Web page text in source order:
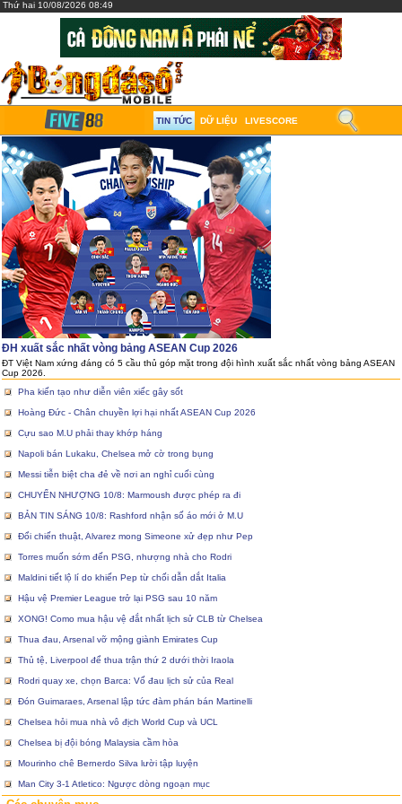
Thứ hai 10/08/2026 08:49
TIN TỨC DỮ LIỆU LIVESCORE
ĐH xuất sắc nhất vòng bảng ASEAN Cup 2026
ĐT Việt Nam xứng đáng có 5 cầu thủ góp mặt trong đội hình xuất sắc nhất vòng bảng ASEAN
Cup 2026.
Pha kiến tạo như diễn viên xiếc gây sốt
Hoàng Đức - Chân chuyền lợi hại nhất ASEAN Cup 2026
Cựu sao M.U phải thay khớp háng
Napoli bán Lukaku, Chelsea mở cờ trong bụng
Messi tiễn biệt cha đẻ về nơi an nghỉ cuối cùng
CHUYỂN NHƯỢNG 10/8: Marmoush được phép ra đi
BẢN TIN SÁNG 10/8: Rashford nhận số áo mới ở M.U
Đổi chiến thuật, Alvarez mong Simeone xử đẹp như Pep
Torres muốn sớm đến PSG, nhượng nhà cho Rodri
Maldini tiết lộ lí do khiến Pep từ chối dẫn dắt Italia
Hậu vệ Premier League trở lại PSG sau 10 năm
XONG! Como mua hậu vệ đắt nhất lịch sử CLB từ Chelsea
Thua đau, Arsenal vỡ mộng giành Emirates Cup
Thủ tệ, Liverpool để thua trận thứ 2 dưới thời Iraola
Rodri quay xe, chọn Barca: Vố đau lịch sử của Real
Đón Guimaraes, Arsenal lập tức đàm phán bán Martinelli
Chelsea hỏi mua nhà vô địch World Cup và UCL
Chelsea bị đội bóng Malaysia cầm hòa
Mourinho chê Bernerdo Silva lười tập luyện
Man City 3-1 Atletico: Ngược dòng ngoạn mục